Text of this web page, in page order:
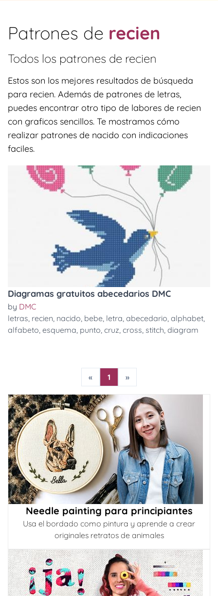
Patrones de recien
Todos los patrones de recien
Estos son los mejores resultados de búsqueda
para recien. Además de patrones de letras,
puedes encontrar otro tipo de labores de recien
con graficos sencillos. Te mostramos cómo
realizar patrones de nacido con indicaciones
faciles.
Diagramas gratuitos abecedarios DMC
by DMC
letras, recien, nacido, bebe, letra, abecedario, alphabet,
alfabeto, esquema, punto, cruz, cross, stitch, diagram
« 1 »
Needle painting para principiantes
Usa el bordado como pintura y aprende a crear
originales retratos de animales